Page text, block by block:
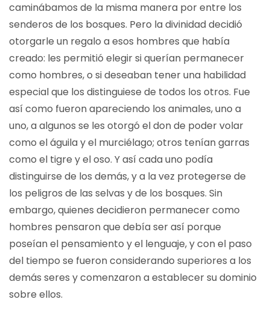
caminábamos de la misma manera por entre los
senderos de los bosques. Pero la divinidad decidió
otorgarle un regalo a esos hombres que había
creado: les permitió elegir si querían permanecer
como hombres, o si deseaban tener una habilidad
especial que los distinguiese de todos los otros. Fue
así como fueron apareciendo los animales, uno a
uno, a algunos se les otorgó el don de poder volar
como el águila y el murciélago; otros tenían garras
como el tigre y el oso. Y así cada uno podía
distinguirse de los demás, y a la vez protegerse de
los peligros de las selvas y de los bosques. Sin
embargo, quienes decidieron permanecer como
hombres pensaron que debía ser así porque
poseían el pensamiento y el lenguaje, y con el paso
del tiempo se fueron considerando superiores a los
demás seres y comenzaron a establecer su dominio
sobre ellos.